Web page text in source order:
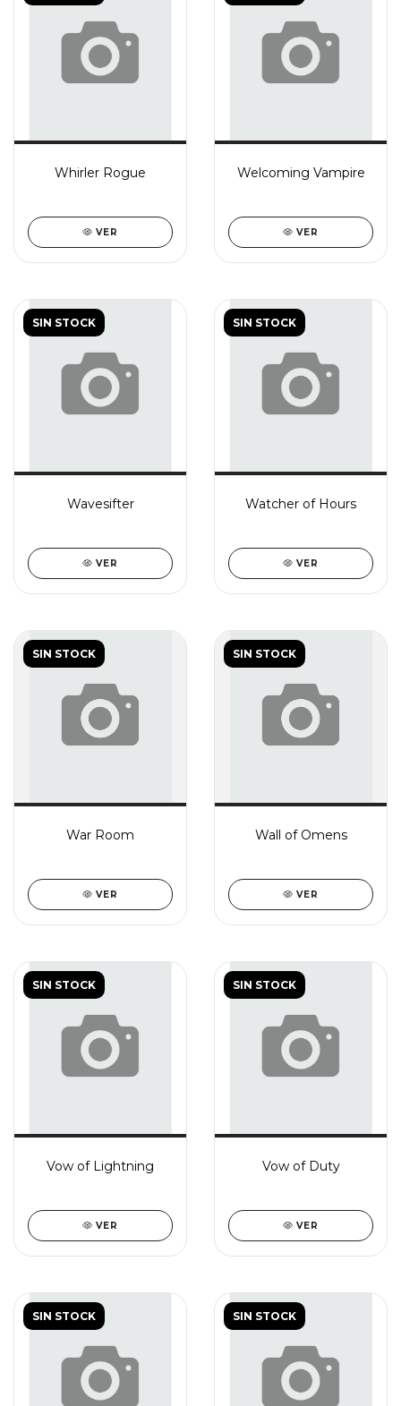
Whirler Rogue
VER
Welcoming Vampire
VER
SIN STOCK
Wavesifter
VER
SIN STOCK
Watcher of Hours
VER
SIN STOCK
War Room
VER
SIN STOCK
Wall of Omens
VER
SIN STOCK
Vow of Lightning
VER
SIN STOCK
Vow of Duty
VER
SIN STOCK SIN STOCK